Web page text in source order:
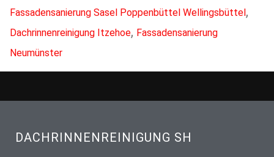
Fassadensanierung Sasel Poppenbüttel Wellingsbüttel,
Dachrinnenreinigung Itzehoe, Fassadensanierung
Neumünster
DACHRINNENREINIGUNG SH